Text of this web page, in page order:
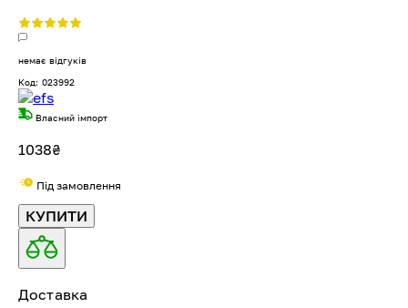
немає відгуків
Код: 023992
Власний імпорт
1038₴
Під замовлення
КУПИТИ
Доставка